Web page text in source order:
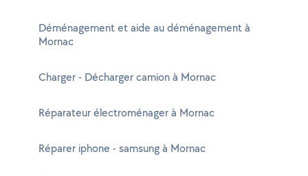
Déménagement et aide au déménagement à
Mornac
Charger - Décharger camion à Mornac
Réparateur électroménager à Mornac
Réparer iphone - samsung à Mornac